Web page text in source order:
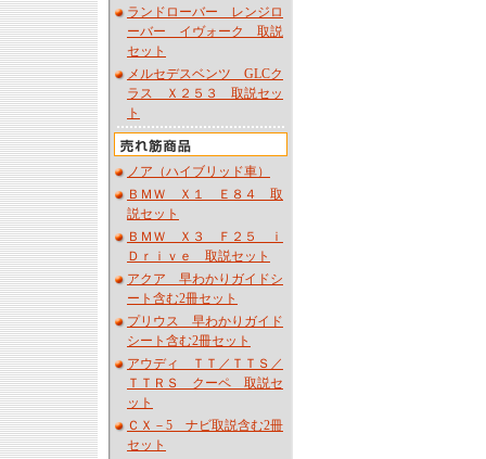
ランドローバー レンジロ
ーバー イヴォーク 取説
セット
メルセデスベンツ GLCク
ラス Ｘ２５３ 取説セッ
ト
ノア（ハイブリッド車）
ＢＭＷ Ｘ１ Ｅ８４ 取
説セット
ＢＭＷ Ｘ３ Ｆ２５ ｉ
Ｄｒｉｖｅ 取説セット
アクア 早わかりガイドシ
ート含む2冊セット
プリウス 早わかりガイド
シート含む2冊セット
アウディ ＴＴ／ＴＴＳ／
ＴＴＲＳ クーペ 取説セ
ット
ＣＸ－5 ナビ取説含む2冊
セット